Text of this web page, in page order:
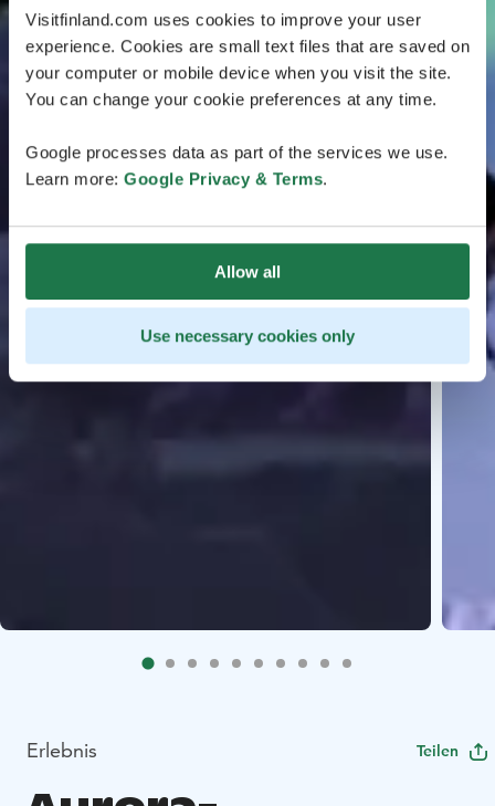
Visitfinland.com uses cookies to improve your user
experience. Cookies are small text files that are saved on
your computer or mobile device when you visit the site.
You can change your cookie preferences at any time.
Google processes data as part of the services we use.
Learn more: Google Privacy & Terms.
Allow all
Use necessary cookies only
Erlebnis Teilen